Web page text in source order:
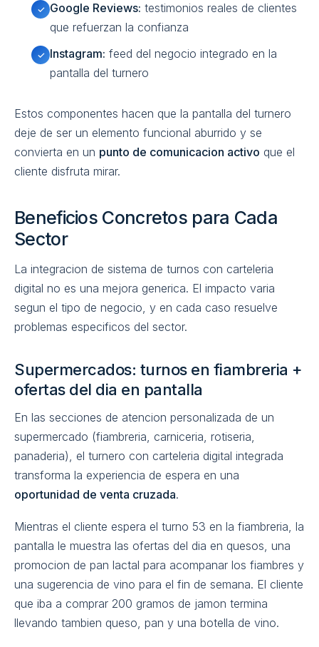
✓ Google Reviews: testimonios reales de clientes
que refuerzan la confianza
✓ Instagram: feed del negocio integrado en la
pantalla del turnero
Estos componentes hacen que la pantalla del turnero
deje de ser un elemento funcional aburrido y se
convierta en un punto de comunicacion activo que el
cliente disfruta mirar.
Beneficios Concretos para Cada
Sector
La integracion de sistema de turnos con carteleria
digital no es una mejora generica. El impacto varia
segun el tipo de negocio, y en cada caso resuelve
problemas especificos del sector.
Supermercados: turnos en fiambreria +
ofertas del dia en pantalla
En las secciones de atencion personalizada de un
supermercado (fiambreria, carniceria, rotiseria,
panaderia), el turnero con carteleria digital integrada
transforma la experiencia de espera en una
oportunidad de venta cruzada.
Mientras el cliente espera el turno 53 en la fiambreria, la
pantalla le muestra las ofertas del dia en quesos, una
promocion de pan lactal para acompanar los fiambres y
una sugerencia de vino para el fin de semana. El cliente
que iba a comprar 200 gramos de jamon termina
llevando tambien queso, pan y una botella de vino.